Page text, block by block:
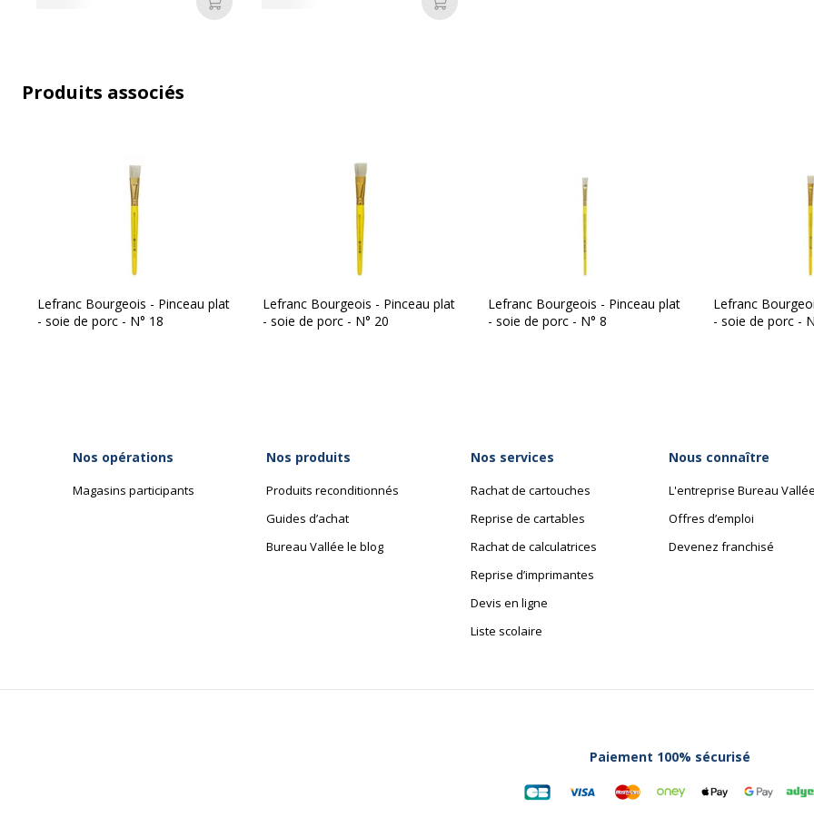
Ajouter au panier Ajouter au panier
Produits associés
Lefranc Bourgeois - Pinceau plat
- soie de porc - N° 18
Lefranc Bourgeois - Pinceau plat
- soie de porc - N° 20
Lefranc Bourgeois - Pinceau plat
- soie de porc - N° 8
Lefranc
- soie de porc -
Nos opérations
Magasins participants
Nos produits
Produits reconditionnés
Guides d’achat
Bureau Vallée le blog
Nos services
Rachat de cartouches
Reprise de cartables
Rachat de calculatrices
Reprise d’imprimantes
Devis en ligne
Liste scolaire
Nous connaître
L'entreprise Bureau Vallée
Offres d’emploi
Devenez franchisé
Paiement 100% sécurisé